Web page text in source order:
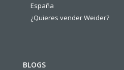
España
¿Quieres vender Weider?
BLOGS